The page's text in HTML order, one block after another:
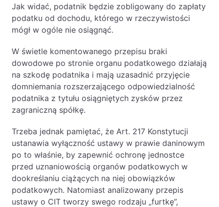
Jak widać, podatnik będzie zobligowany do zapłaty
podatku od dochodu, którego w rzeczywistości
mógł w ogóle nie osiągnąć.
W świetle komentowanego przepisu braki
dowodowe po stronie organu podatkowego działają
na szkodę podatnika i mają uzasadnić przyjęcie
domniemania rozszerzającego odpowiedzialność
podatnika z tytułu osiągniętych zysków przez
zagraniczną spółkę.
Trzeba jednak pamiętać, że Art. 217 Konstytucji
ustanawia wyłączność ustawy w prawie daninowym
po to właśnie, by zapewnić ochronę jednostce
przed uznaniowością organów podatkowych w
dookreślaniu ciążących na niej obowiązków
podatkowych. Natomiast analizowany przepis
ustawy o CIT tworzy swego rodzaju „furtkę”,